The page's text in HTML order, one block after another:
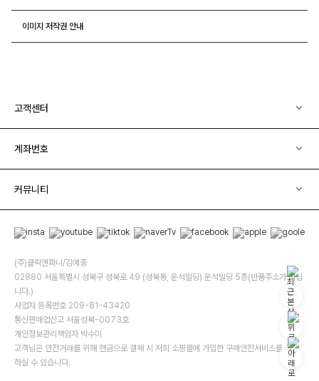
이미지 저작권 안내
고객센터
계좌번호
커뮤니티
(주)클릭앤퍼니/김예중
02880 서울특별시 성북구 성북로 49 (성북동, 운석빌딩) 운석빌딩 5층(반품주소가 아닙
니다.)
사업자 등록번호 209-81-43420
통신판매업신고 서울성북-0073호
개인정보관리책임자 박수미
고객님은 안전거래를 위해 현금으로 결제 시 저희 소핑몰에 가입한 구매안전서비스를 이용
하실 수 있습니다.